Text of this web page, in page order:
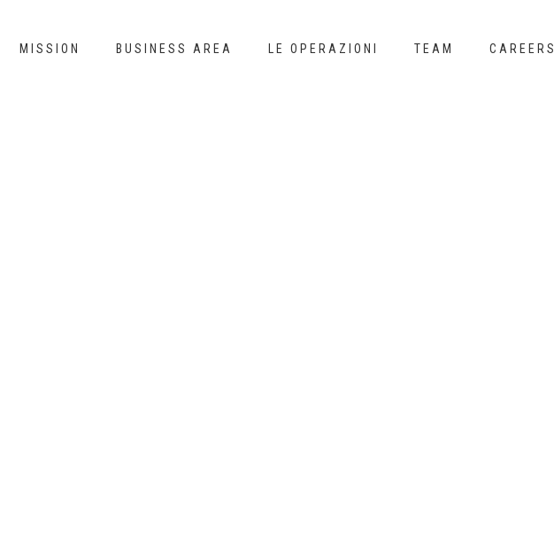
MISSION BUSINESS AREA LE OPERAZIONI TEAM CAREERS